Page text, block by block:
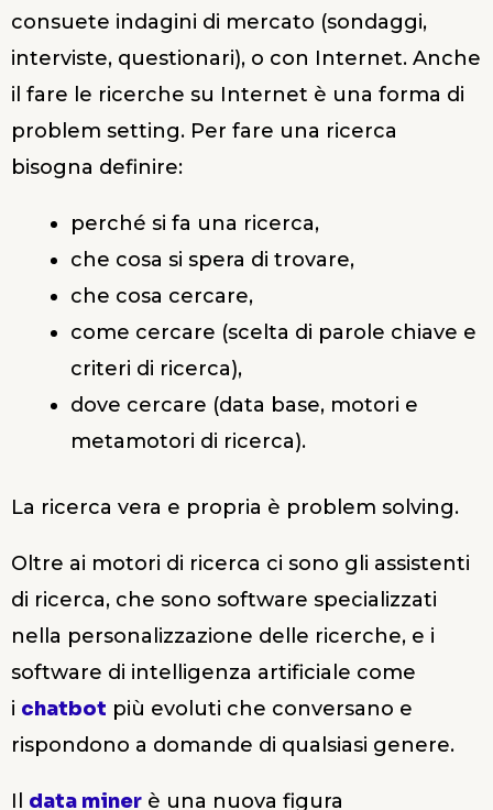
consuete indagini di mercato (sondaggi,
interviste, questionari), o con Internet. Anche
il fare le ricerche su Internet è una forma di
problem setting. Per fare una ricerca
bisogna definire:
perché si fa una ricerca,
che cosa si spera di trovare,
che cosa cercare,
come cercare (scelta di parole chiave e
criteri di ricerca),
dove cercare (data base, motori e
metamotori di ricerca).
La ricerca vera e propria è problem solving.
Oltre ai motori di ricerca ci sono gli assistenti
di ricerca, che sono software specializzati
nella personalizzazione delle ricerche, e i
software di intelligenza artificiale come
i chatbot più evoluti che conversano e
rispondono a domande di qualsiasi genere.
Il data miner è una nuova figura